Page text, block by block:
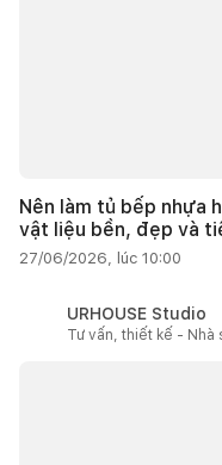
Nên làm tủ bếp nhựa
vật liệu bền, đẹp và
27/06/2026, lúc 10:00
URHOUSE Studio
Tư vấn, thiết kế - Nhà